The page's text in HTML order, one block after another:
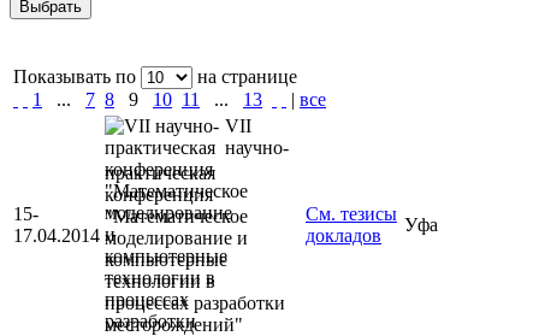
Показывать по
на странице
1
... 7 8 9 10 11 ... 13 | все
15-
17.04.2014
VII
научно-
практическая
конференция
"Математическое
моделирование и
компьютерные
технологии в
процессах разработки
месторождений"
См. тезисы
докладов
Уфа